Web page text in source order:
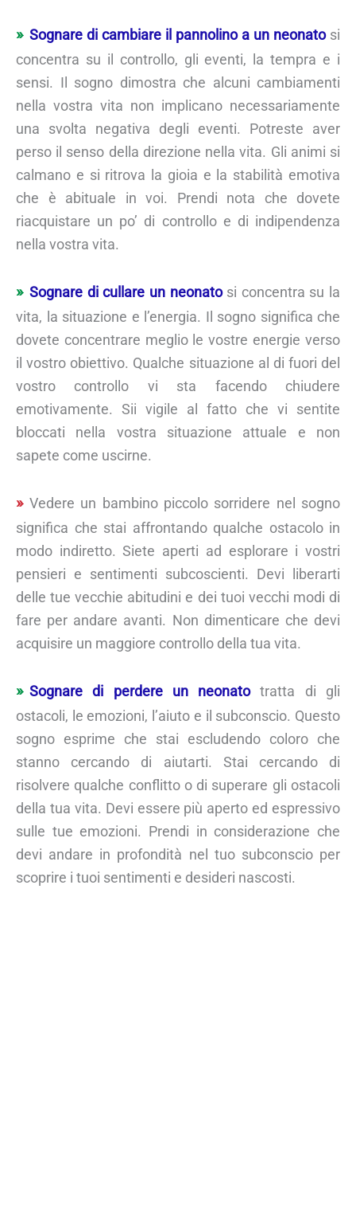
Sognare di cambiare il pannolino a un neonatosi
concentra su il controllo, gli eventi, la tempra e i
sensi. Il sogno dimostra che alcuni cambiamenti
nella vostra vita non implicano necessariamente
una svolta negativa degli eventi. Potreste aver
perso il senso della direzione nella vita. Gli animi si
calmano e si ritrova la gioia e la stabilità emotiva
che è abituale in voi. Prendi nota che dovete
riacquistare un po’ di controllo e di indipendenza
nella vostra vita.
Sognare di cullare un neonatosi concentra su la
vita, la situazione e l’energia. Il sogno significa che
dovete concentrare meglio le vostre energie verso
il vostro obiettivo. Qualche situazione al di fuori del
vostro controllo vi sta facendo chiudere
emotivamente. Sii vigile al fatto che vi sentite
bloccati nella vostra situazione attuale e non
sapete come uscirne.
Vedere un bambino piccolo sorridere nel sogno
significa che stai affrontando qualche ostacolo in
modo indiretto. Siete aperti ad esplorare i vostri
pensieri e sentimenti subcoscienti. Devi liberarti
delle tue vecchie abitudini e dei tuoi vecchi modi di
fare per andare avanti. Non dimenticare che devi
acquisire un maggiore controllo della tua vita.
Sognare di perdere un neonatotratta di gli
ostacoli, le emozioni, l’aiuto e il subconscio. Questo
sogno esprime che stai escludendo coloro che
stanno cercando di aiutarti. Stai cercando di
risolvere qualche conflitto o di superare gli ostacoli
della tua vita. Devi essere più aperto ed espressivo
sulle tue emozioni. Prendi in considerazione che
devi andare in profondità nel tuo subconscio per
scoprire i tuoi sentimenti e desideri nascosti.